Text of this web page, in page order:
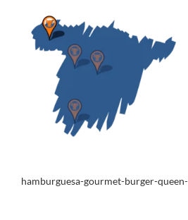
hamburguesa-gourmet-burger-